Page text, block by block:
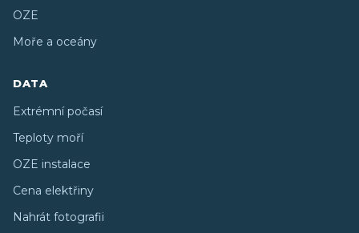
OZE
Moře a oceány
DATA
Extrémní počasí
Teploty moří
OZE instalace
Cena elektřiny
Nahrát fotografii